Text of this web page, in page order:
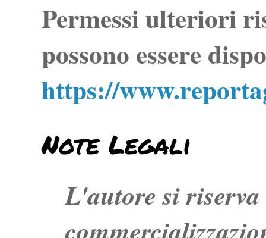
Permessi ulteriori
possono essere
https://
Note Legali
L'autore si